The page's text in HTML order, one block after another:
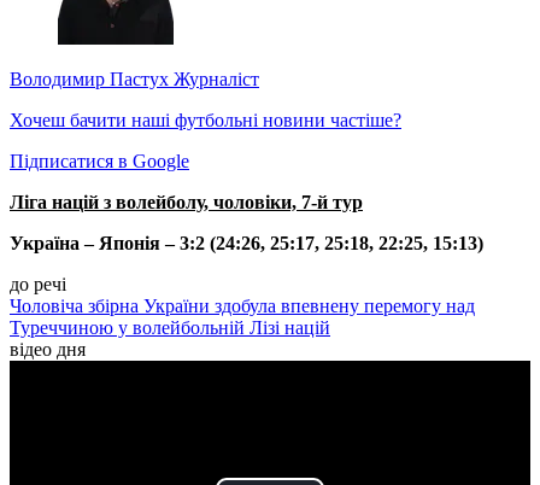
Володимир Пастух Журналіст
Хочеш бачити наші футбольні новини частіше?
Підписатися в Google
Ліга націй з волейболу, чоловіки, 7-й тур
Україна – Японія – 3:2 (24:26, 25:17, 25:18, 22:25, 15:13)
до речі
Чоловіча збірна України здобула впевнену перемогу над
Туреччиною у волейбольній Лізі націй
відео дня